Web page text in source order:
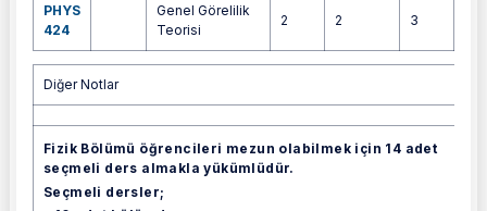
PHYS
424
Genel Görelilik
Teorisi
2 2 3
Diğer Notlar
Diğer Notlar
Fizik Bölümü öğrencileri mezun olabilmek için 14 adet
seçmeli ders almakla yükümlüdür.
Seçmeli dersler;